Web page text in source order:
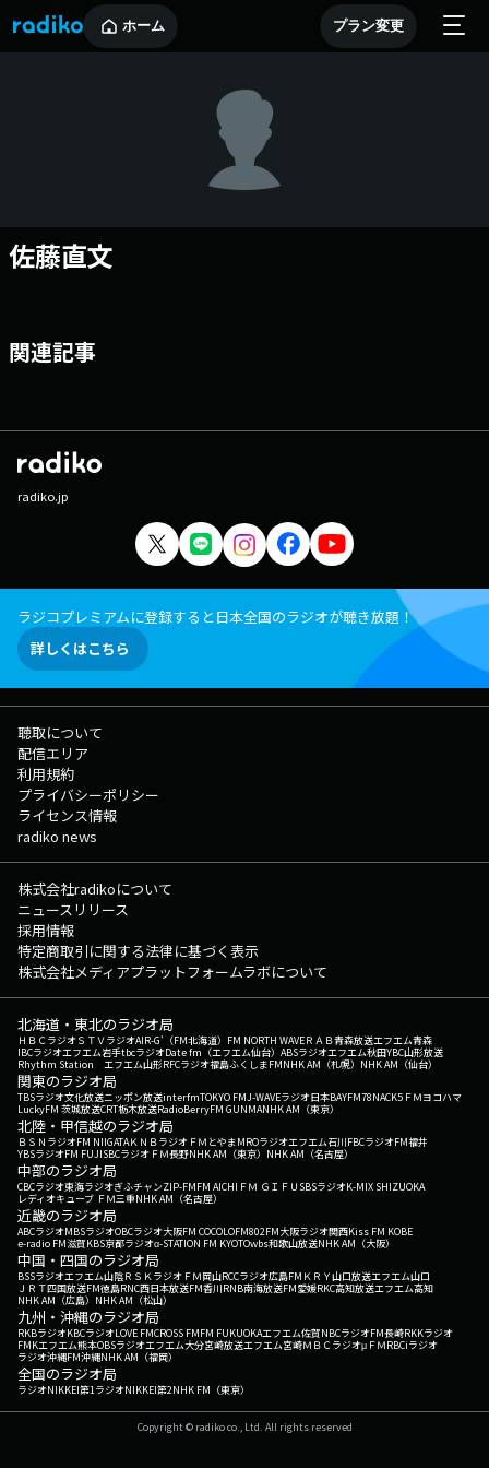
ホーム プラン変更
佐藤直文
関連記事
radiko.jp
ラジコプレミアムに登録すると日本全国のラジオが聴き放題！
詳しくはこちら
聴取について
配信エリア
利用規約
プライバシーポリシー
ライセンス情報
radiko news
株式会社radikoについて
ニュースリリース
採用情報
特定商取引に関する法律に基づく表示
株式会社メディアプラットフォームラボについて
北海道・東北のラジオ局
ＨＢＣラジオＳＴＶラジオAIR-G'（FM北海道） FM NORTH WAVEＲＡＢ青森放送エフエム青森
IBCラジオエフエム岩手tbcラジオDate fm（エフエム仙台） ABSラジオエフエム秋田YBC山形放送
Rhythm Station エフエム山形RFCラジオ福島ふくしまFMNHK AM（札幌） NHK AM（仙台）
関東のラジオ局
TBSラジオ文化放送ニッポン放送interfmTOKYO FMJ-WAVEラジオ日本BAYFM78NACK5 ＦＭヨコハマ
LuckyFM 茨城放送CRT栃木放送RadioBerryFM GUNMANHK AM（東京）
北陸・甲信越のラジオ局
ＢＳＮラジオFM NIIGATAＫＮＢラジオ ＦＭとやまMROラジオエフエム石川FBCラジオFM福井
YBSラジオFM FUJISBCラジオ ＦＭ長野NHK AM（東京） NHK AM（名古屋）
中部のラジオ局
CBCラジオ東海ラジオぎふチャンZIP-FMFM AICHI ＦＭ ＧＩＦＵ SBSラジオK-MIX SHIZUOKA
レディオキューブ ＦＭ三重NHK AM（名古屋）
近畿のラジオ局
ABCラジオMBSラジオOBCラジオ大阪FM COCOLOFM802FM大阪ラジオ関西Kiss FM KOBE
e-radio FM滋賀KBS京都ラジオα-STATION FM KYOTOwbs和歌山放送NHK AM（大阪）
中国・四国のラジオ局
BSSラジオエフエム山陰ＲＳＫラジオ ＦＭ岡山RCCラジオ広島FM ＫＲＹ山口放送エフエム山口
ＪＲＴ四国放送FM徳島RNC西日本放送FM香川RNB南海放送FM愛媛RKC高知放送エフエム高知
NHK AM（広島） NHK AM（松山）
九州・沖縄のラジオ局
RKBラジオKBCラジオLOVE FMCROSS FMFM FUKUOKAエフエム佐賀NBCラジオFM長崎RKKラジオ
FMKエフエム熊本OBSラジオエフエム大分宮崎放送エフエム宮崎ＭＢＣラジオμＦＭRBCiラジオ
ラジオ沖縄FM沖縄NHK AM（福岡）
全国のラジオ局
ラジオNIKKEI第1ラジオNIKKEI第2NHK FM（東京）
Copyright © radiko co., Ltd. All rights reserved